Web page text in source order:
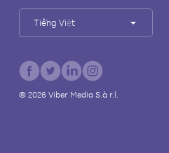
Tiếng Việt
© 2026Viber Media S.à r.l.